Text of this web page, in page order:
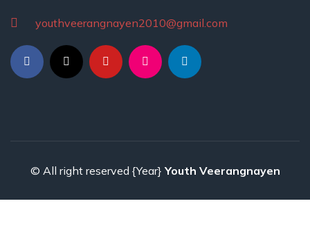
youthveerangnayen2010@gmail.com
© All right reserved {Year} Youth Veerangnayen